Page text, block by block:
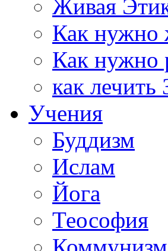
Живая
Как нужно
Как нужно
как
Учения
Буддизм
Ислам
Йога
Теософия